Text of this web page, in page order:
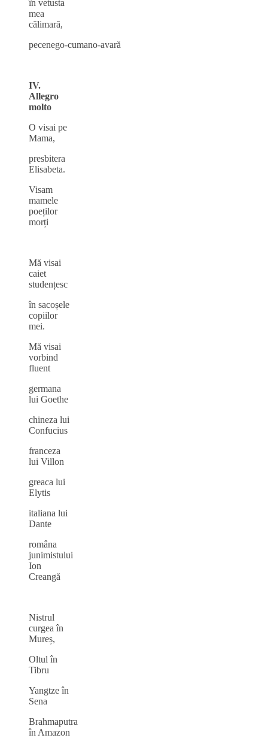
în vetusta
mea
călimară,
pecenego‑cumano‑avară
IV.
Allegro
molto
O visai pe
Mama,
presbitera
Elisabeta.
Visam
mamele
poeților
morți
Mă visai
caiet
studențesc
în sacoșele
copiilor
mei.
Mă visai
vorbind
fluent
germana
lui Goethe
chineza lui
Confucius
franceza
lui Villon
greaca lui
Elytis
italiana lui
Dante
româna
junimistului
Ion
Creangă
Nistrul
curgea în
Mureș,
Oltul în
Tibru
Yangtze în
Sena
Brahmaputra
în Amazon